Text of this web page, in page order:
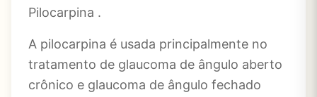
Pilocarpina .
A pilocarpina é usada principalmente no
tratamento de glaucoma de ângulo aberto
crônico e glaucoma de ângulo fechado